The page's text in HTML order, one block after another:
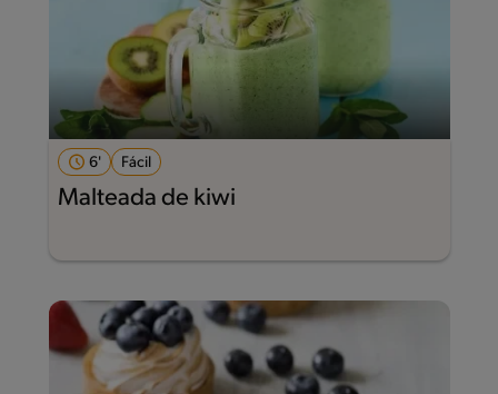
6' Fácil
Malteada de kiwi